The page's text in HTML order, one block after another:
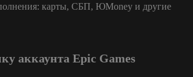
карты, СБП, ЮMoney и другие
аккаунта Epic Games